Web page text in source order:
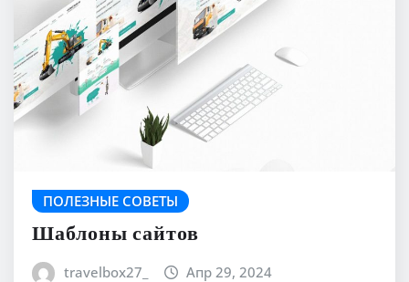
ПОЛЕЗНЫЕ СОВЕТЫ
Шаблоны сайтов
travelbox27_ Апр 29, 2024